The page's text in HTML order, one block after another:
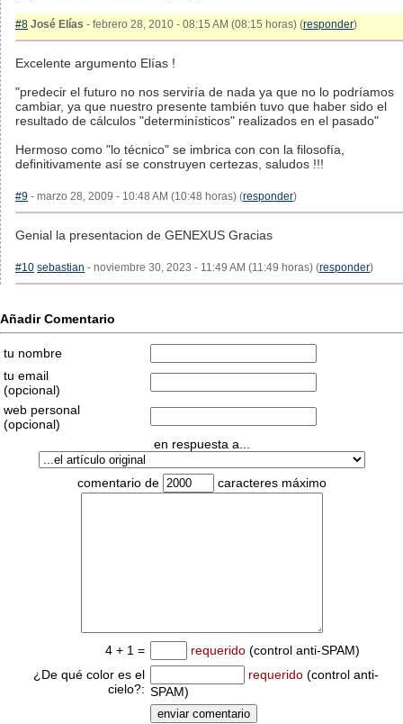
#8 José Elías - febrero 28, 2010 - 08:15 AM (08:15 horas) (responder)
Excelente argumento Elías !
"predecir el futuro no nos serviría de nada ya que no lo podríamos
cambiar, ya que nuestro presente también tuvo que haber sido el
resultado de cálculos "determinísticos" realizados en el pasado"
Hermoso como "lo técnico" se imbrica con con la filosofía,
definitivamente así se construyen certezas, saludos !!!
#9 - marzo 28, 2009 - 10:48 AM (10:48 horas) (responder)
Genial la presentacion de GENEXUS Gracias
#10 sebastian - noviembre 30, 2023 - 11:49 AM (11:49 horas) (responder)
Añadir Comentario
tu nombre
tu email
(opcional)
web personal
(opcional)
en respuesta a...
comentario de caracteres máximo
4 + 1 = requerido (control anti-SPAM)
¿De qué color es el
cielo?:
requerido (control anti-
SPAM)